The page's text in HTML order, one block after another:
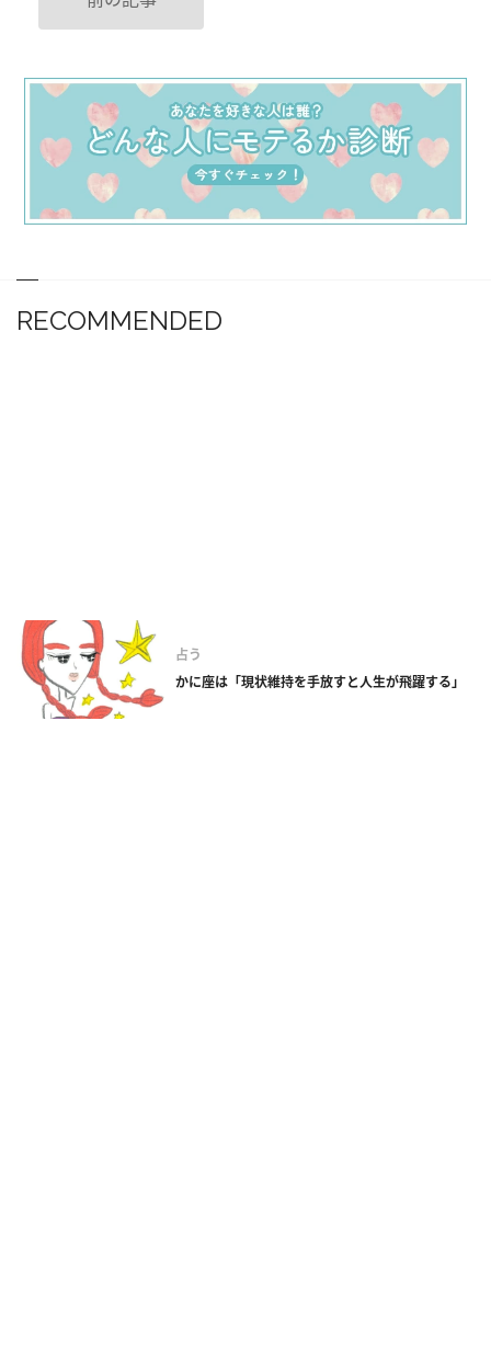
RECOMMENDED
占う
かに座は「現状維持を手放すと人生が飛躍する」